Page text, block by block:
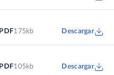
PDF175kb Descargar
PDF105kb Descargar